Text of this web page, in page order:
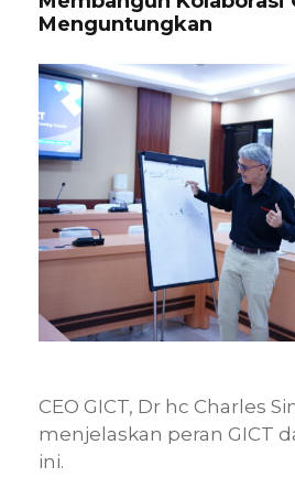
Menguntungkan
CEO GICT, Dr hc Charles
menjelaskan peran GICT
ini.